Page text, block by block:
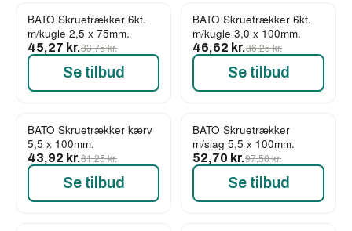
-46%
BATO Skruetrækker 6kt.
m/kugle 2,5 x 75mm.
45,27 kr.83,75 kr.
Se tilbud
-46%
BATO Skruetrækker 6kt.
m/kugle 3,0 x 100mm.
46,62 kr.86,25 kr.
Se tilbud
-46%
BATO Skruetrækker kærv
5,5 x 100mm.
43,92 kr.81,25 kr.
Se tilbud
-46%
BATO Skruetrækker
m/slag 5,5 x 100mm.
52,70 kr.97,50 kr.
Se tilbud